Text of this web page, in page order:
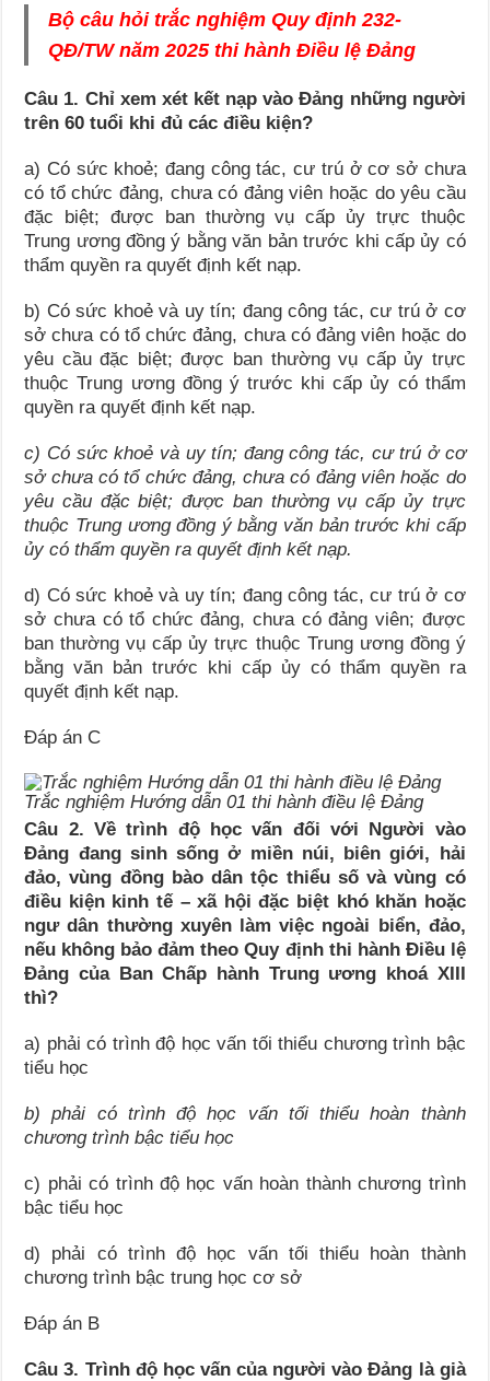
Bộ câu hỏi trắc nghiệm Quy định 232-
QĐ/TW năm 2025 thi hành Điều lệ Đảng
Câu 1. Chỉ xem xét kết nạp vào Đảng những người
trên 60 tuổi khi đủ các điều kiện?
a) Có sức khoẻ; đang công tác, cư trú ở cơ sở chưa
có tổ chức đảng, chưa có đảng viên hoặc do yêu cầu
đặc biệt; được ban thường vụ cấp ủy trực thuộc
Trung ương đồng ý bằng văn bản trước khi cấp ủy có
thẩm quyền ra quyết định kết nạp.
b) Có sức khoẻ và uy tín; đang công tác, cư trú ở cơ
sở chưa có tổ chức đảng, chưa có đảng viên hoặc do
yêu cầu đặc biệt; được ban thường vụ cấp ủy trực
thuộc Trung ương đồng ý trước khi cấp ủy có thẩm
quyền ra quyết định kết nạp.
c) Có sức khoẻ và uy tín; đang công tác, cư trú ở cơ
sở chưa có tổ chức đảng, chưa có đảng viên hoặc do
yêu cầu đặc biệt; được ban thường vụ cấp ủy trực
thuộc Trung ương đồng ý bằng văn bản trước khi cấp
ủy có thẩm quyền ra quyết định kết nạp.
d) Có sức khoẻ và uy tín; đang công tác, cư trú ở cơ
sở chưa có tổ chức đảng, chưa có đảng viên; được
ban thường vụ cấp ủy trực thuộc Trung ương đồng ý
bằng văn bản trước khi cấp ủy có thẩm quyền ra
quyết định kết nạp.
Đáp án C
Trắc nghiệm Hướng dẫn 01 thi hành điều lệ Đảng
Câu 2. Về trình độ học vấn đối với Người vào
Đảng đang sinh sống ở miền núi, biên giới, hải
đảo, vùng đồng bào dân tộc thiểu số và vùng có
điều kiện kinh tế – xã hội đặc biệt khó khăn hoặc
ngư dân thường xuyên làm việc ngoài biển, đảo,
nếu không bảo đảm theo Quy định thi hành Điều lệ
Đảng của Ban Chấp hành Trung ương khoá XIII
thì?
a) phải có trình độ học vấn tối thiểu chương trình bậc
tiểu học
b) phải có trình độ học vấn tối thiểu hoàn thành
chương trình bậc tiểu học
c) phải có trình độ học vấn hoàn thành chương trình
bậc tiểu học
d) phải có trình độ học vấn tối thiểu hoàn thành
chương trình bậc trung học cơ sở
Đáp án B
Câu 3. Trình độ học vấn của người vào Đảng là già